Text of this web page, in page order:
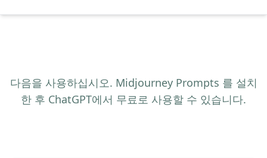
다음을 사용하십시오. Midjourney Prompts 를 설치
한 후 ChatGPT에서 무료로 사용할 수 있습니다.